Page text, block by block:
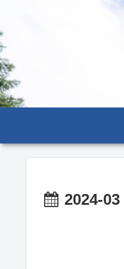
2024-03